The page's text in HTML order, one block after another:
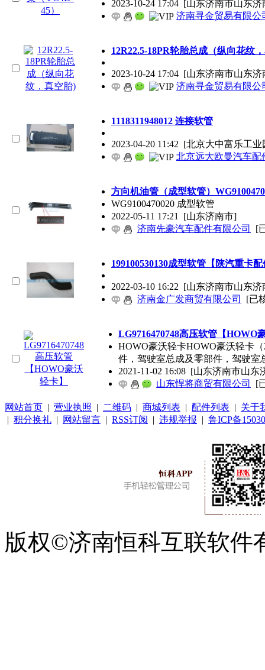
2023-10-24 17:04 [山东济南市山东
济南寻金贸易有限公
12R22.5-18PR轮胎总成（纵向花纹
2023-10-24 17:04 [山东济南市山东
济南寻金贸易有限公
1118311948012 连接软管
2023-04-20 11:42 [北京大中富乐工业
北京远大欧曼汽车配
方向机油管（成型软管）
WG9100470020 成型软管
2022-05-11 17:21 [山东济南市]
济南先豪汽车配件有限公司
[
199100530130成型软管【陕汽重卡
2022-03-10 16:22 [山东济南市山东
济南金广发商贸有限公司
[已
LG9716470748高压软管【HOWO
HOWO豪沃轻卡HOWO豪沃轻卡
件，驾驶室总成及零部件，驾驶室
2021-11-02 16:08 [山东济南市山东
山东悍将商贸有限公司
[
网站首页 | 营业执照 | 二维码 | 商城列表 | 配件列表 | 关于
| 积分换礼 | 网站留言 | RSS订阅 | 违规举报 | 鲁ICP备
版权©济南恒科互联软件